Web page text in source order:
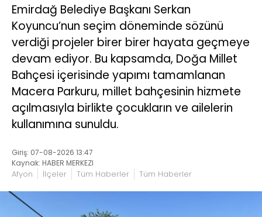
Emirdağ Belediye Başkanı Serkan
Koyuncu’nun seçim döneminde sözünü
verdiği projeler birer birer hayata geçmeye
devam ediyor. Bu kapsamda, Doğa Millet
Bahçesi içerisinde yapımı tamamlanan
Macera Parkuru, millet bahçesinin hizmete
açılmasıyla birlikte çocukların ve ailelerin
kullanımına sunuldu.
Giriş: 07-08-2026 13:47
Kaynak: HABER MERKEZI
Afyon İlçeler Tüm Haberler Tüm Haberler